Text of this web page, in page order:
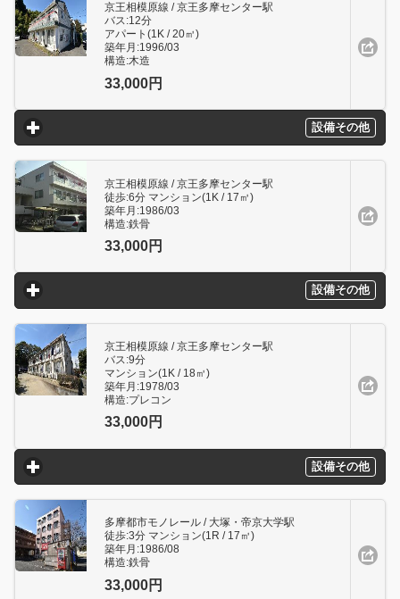
京王相模原線 / 京王多摩センター駅
バス:12分
アパート(1K / 20㎥)
築年月:1996/03
構造:木造
33,000円
設備その他
click to expand contents
京王相模原線 / 京王多摩センター駅
徒歩:6分 マンション(1K / 17㎥)
築年月:1986/03
構造:鉄骨
33,000円
設備その他
click to expand contents
京王相模原線 / 京王多摩センター駅
バス:9分
マンション(1K / 18㎥)
築年月:1978/03
構造:プレコン
33,000円
設備その他
click to expand contents
多摩都市モノレール / 大塚・帝京大学駅
徒歩:3分 マンション(1R / 17㎥)
築年月:1986/08
構造:鉄骨
33,000円